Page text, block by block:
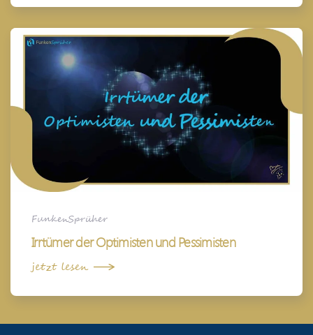
FunkenSprüher
Irrtümer der Optimisten und Pessimisten
jetzt lesen